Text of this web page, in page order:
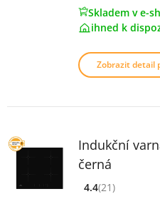
Skladem v e-
ihned k
Zobrazit detail
Indukční
černá
4.4
z 5
4.4(21)